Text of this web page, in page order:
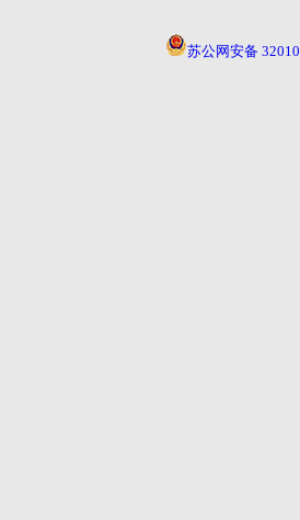
苏公网安备